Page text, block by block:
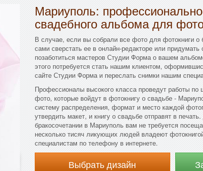
Мариуполь:
свадебного альбома для
В случае, если вы собрали все фото для фотокниги о
сами сверстать ее в онлайн-редакторе или
позаботиться мастеров Студии Форма о вашем
этого потребуется стать нашим клиентом,
сайте Студии Форма и переслать снимки нашим
Профессионалы высокого класса проведут работы по
фото, которые войдут в фотокнигу о свадьбе -
систему распределения, формат и место каждой
утвердить макет, и книгу о свадьбе отправят в
бракосочетании в Мариуполь вам не требуется
несколько тисяч ликующих людей владеют
специалистам по телефону в интернете.
Выбрать дизайн